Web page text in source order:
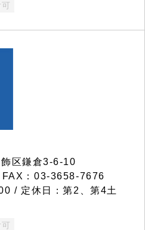
区鎌倉3-6-10
：03-3658-7676
/ 定休日：第2、第4土